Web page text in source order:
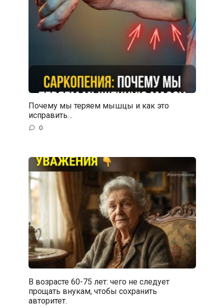
Почему мы теряем мышцы и как это
исправить…
0
В возрасте 60-75 лет: чего не следует
прощать внукам, чтобы сохранить
авторитет.